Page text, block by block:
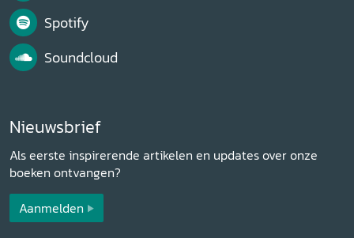
Spotify
Soundcloud
Nieuwsbrief
Als eerste inspirerende artikelen en updates over onze
boeken ontvangen?
Aanmelden